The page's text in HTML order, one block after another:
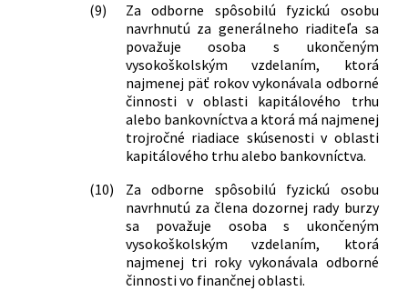
(9)
Za odborne spôsobilú fyzickú osobu
navrhnutú za generálneho riaditeľa sa
považuje osoba s ukončeným
vysokoškolským vzdelaním, ktorá
najmenej päť rokov vykonávala odborné
činnosti v oblasti kapitálového trhu
alebo bankovníctva a ktorá má najmenej
trojročné riadiace skúsenosti v oblasti
kapitálového trhu alebo bankovníctva.
(10)
Za odborne spôsobilú fyzickú osobu
navrhnutú za člena dozornej rady burzy
sa považuje osoba s ukončeným
vysokoškolským vzdelaním, ktorá
najmenej tri roky vykonávala odborné
činnosti vo finančnej oblasti.